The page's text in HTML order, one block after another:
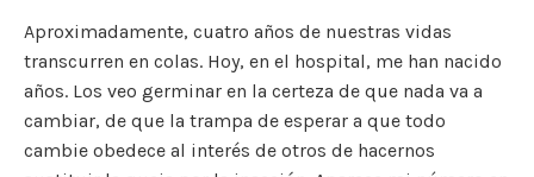
Aproximadamente, cuatro años de nuestras vidas
transcurren en colas. Hoy, en el hospital, me han nacido
años. Los veo germinar en la certeza de que nada va a
cambiar, de que la trampa de esperar a que todo
cambie obedece al interés de otros de hacernos